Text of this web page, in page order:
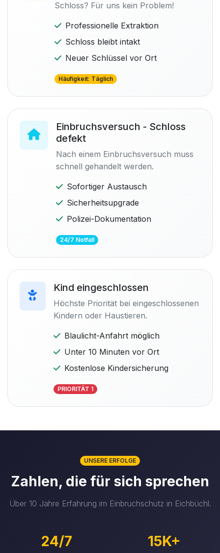
Schloss? Für uns kein Problem!
Professionelle Extraktion
Schloss bleibt intakt
Neuer Schlüssel vor Ort
Häufigkeit: Täglich
Einbruchsversuch - Schloss
defekt
Nach einem Einbruchsversuch muss
schnell gehandelt werden.
Sofortiger Austausch
Sicherheitsupgrade
Polizei-Dokumentation
24/7 Notfall
Kind eingeschlossen
Höchste Priorität bei eingeschlossenen
Kindern oder Haustieren.
Blaulicht-Anfahrt möglich
Unter 10 Minuten vor Ort
Kostenlose Kindersicherung
PRIORITÄT 1
UNSERE ERFOLGE
Zahlen, die für sich sprechen
Über 10 Jahre Erfahrung im Einbruchschutz in Eichbüchl.
24/7 15K+